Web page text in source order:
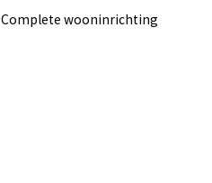
Complete wooninrichting